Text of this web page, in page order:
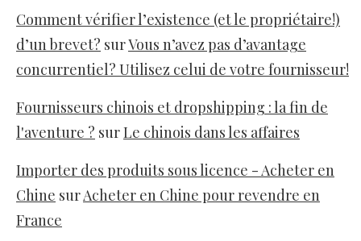
Comment vérifier l’existence (et le propriétaire!)
d’un brevet? surVous n’avez pas d’avantage
concurrentiel? Utilisez celui de votre fournisseur!
Fournisseurs chinois et dropshipping : la fin de
l'aventure ? surLe chinois dans les affaires
Importer des produits sous licence - Acheter en
Chine surAcheter en Chine pour revendre en
France